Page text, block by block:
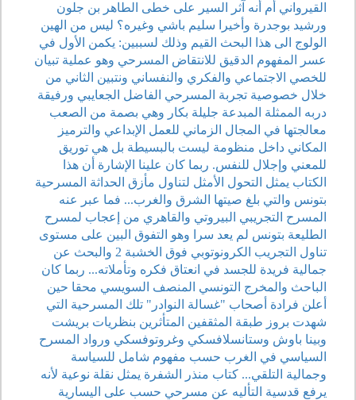
القيرواني أم أنه آثر السير على خطى الطاهر بن جلون
ورشيد بوجدرة وأخيرا سليم باشي وغيره؟ ليس من الهين
الولوج الى هذا البحث القيم وذلك لسببين: يكمن الأول في
عسر المفهوم الدقيق للانتقاض المسرحي وهو عملية تبيان
للخصي الاجتماعي والفكري والنفساني ونتبين الثاني من
خلال خصوصية تجربة المسرحي الفاضل الجعايبي ورفيقة
دربه الممثلة المبدعة جليلة بكار وهي بصمة من الصعب
معالجتها في المجال الزماني للعمل الإبداعي والترميز
المكاني داخل منظومة ليست بالبسيطة بل هي توريق
للمعني وإجلال للنفس. ربما كان علينا الإشارة أن هذا
الكتاب يمثل التحول الأمثل لتناول مأزق الحداثة المسرحية
بتونس والتي بلغ صيتها الشرق والغرب... فما عبر عنه
المسرح التجريبي البيروتي والقاهري من إعجاب لمسرح
الطليعة بتونس لم يعد سرا وهو التفوق البين على مستوى
تناول التجريب الكرونوتوبي فوق الخشبة 2 والبحث عن
جمالية فريدة للجسد في انعتاق فكره وتأملاته... ربما كان
الباحث والمخرج التونسي المنصف السويسي محقا حين
أعلن فرادة أصحاب "غسالة النوادر" تلك المسرحية التي
شهدت بروز طبقة المثقفين المتأثرين بنظريات بريشت
وبينا باوش وستانسلافسكي وغروتوفسكي ورواد المسرح
السياسي في الغرب حسب مفهوم شامل للسياسة
وجمالية التلقي... كتاب منذر الشفرة يمثل نقلة نوعية لأنه
يرفع قدسية التأليه عن مسرحي حسب على اليسارية